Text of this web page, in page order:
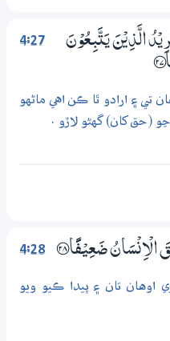
4:27
الَّذِيْنَ يَتَّبِعُوْنَ
تي ۽ ارادو ٿا ڪن اهي ماڻهو
(حق کان) گهڻو لاڙو .
4:28 الْاِنْسَانُ ضَعِيْفًا ؀28
اوهان تان ۽ پيدا ڪيو ويو